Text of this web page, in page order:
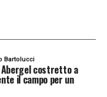
Bartolucci
Abergel costretto a
il campo per un